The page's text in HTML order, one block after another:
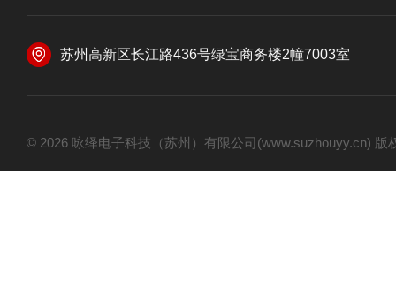
苏州高新区长江路436号绿宝商务楼2幢7003室
© 2026 咏绎电子科技（苏州）有限公司(www.suzhouyy.cn)